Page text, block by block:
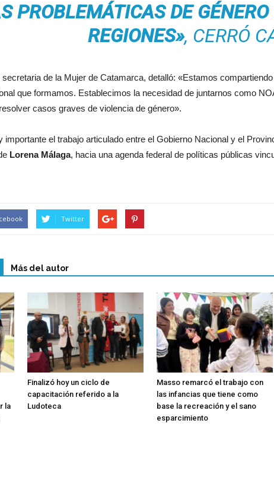
PROBLEMÁTICAS DE
REGIONES», CERRÓ
secretaria de la Mujer de Catamarca, detalló: «Estamos
que formamos. Establecimos la necesidad de juntarnos como
casos graves de violencia de género».
importante el trabajo articulado entre el Gobierno Nacional y el
Lorena Málaga, hacia una agenda federal de políticas públicas
Twitter
Más del autor
la
Finalizó hoy un ciclo de
capacitación referido a la
Ludoteca
Masso remarcó el trabajo con
las infancias que tiene como
base la recreación y el sano
esparcimiento